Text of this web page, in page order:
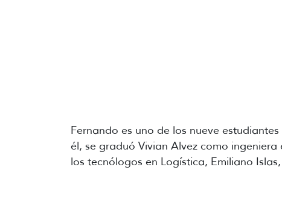
Fernando es uno de los nueve
él, se graduó Vivian Alvez como
los tecnólogos en Logística, Emiliano